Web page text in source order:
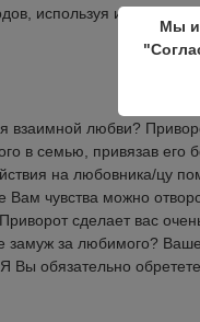
используя
любви?
в семью, привязав его
на любовника/цу
чувства можно
сделает вас очень
за любимого? Ваше
обязательно обретете
Мы